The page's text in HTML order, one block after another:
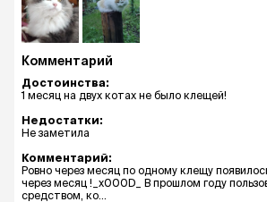
Комментарий
Достоинства:
1 месяц на двух котах не было клещей!
Недостатки:
Не заметила
Комментарий:
Ровно через месяц по одному клещу
через месяц !_x000D_ В прошлом году
средством, ко...